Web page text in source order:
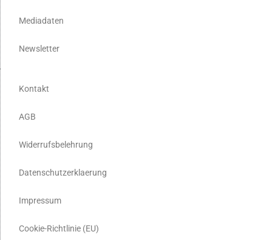
Mediadaten
Newsletter
Kontakt
AGB
Widerrufsbelehrung
Datenschutzerklaerung
Impressum
Cookie-Richtlinie (EU)